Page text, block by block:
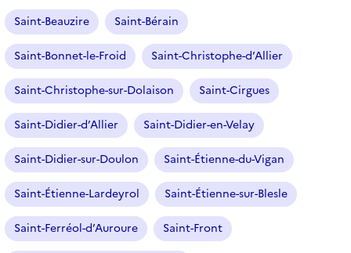
Saint-Beauzire Saint-Bérain
Saint-Bonnet-le-Froid Saint-Christophe-d’Allier
Saint-Christophe-sur-Dolaison Saint-Cirgues
Saint-Didier-d’Allier Saint-Didier-en-Velay
Saint-Didier-sur-Doulon Saint-Étienne-du-Vigan
Saint-Étienne-Lardeyrol Saint-Étienne-sur-Blesle
Saint-Ferréol-d’Auroure Saint-Front